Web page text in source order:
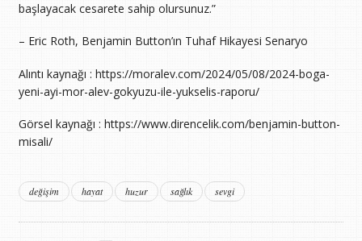
başlayacak cesarete sahip olursunuz.”
– Eric Roth, Benjamin Button’ın Tuhaf Hikayesi Senaryo
Alıntı kaynağı : https://moralev.com/2024/05/08/2024-boga-
yeni-ayi-mor-alev-gokyuzu-ile-yukselis-raporu/
Görsel kaynağı : https://www.direncelik.com/benjamin-button-
misali/
değişim hayat huzur sağlık sevgi